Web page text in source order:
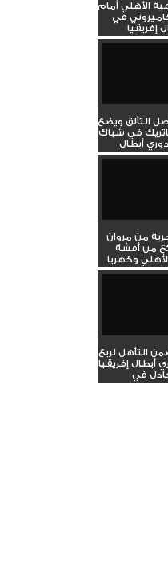
الأهلي أمام
في
إفريقيا
التألق ويضع
في شباك
من مروان
من أفشة
التأهل لربع
أبطال إفريقيا